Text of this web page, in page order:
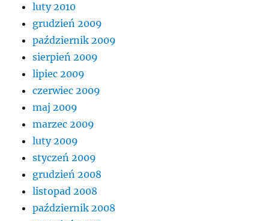
luty 2010
grudzień 2009
październik 2009
sierpień 2009
lipiec 2009
czerwiec 2009
maj 2009
marzec 2009
luty 2009
styczeń 2009
grudzień 2008
listopad 2008
październik 2008